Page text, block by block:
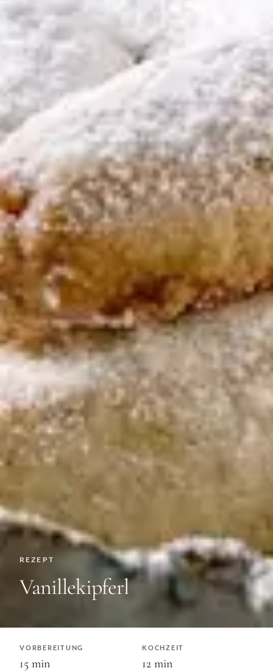
REZEPT
Vanillekipferl
VORBEREITUNG
15 min
KOCHZEIT
12 min